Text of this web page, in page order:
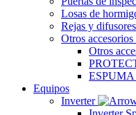
Losas de
Rejas y difusores
Otros accesorios
Otros
Equipos
Inverter